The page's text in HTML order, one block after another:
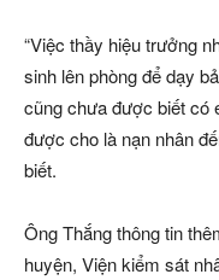
“Việc thầy hiệu trưởng
sinh lên phòng để dạy
cũng chưa được biết có
được cho là nạn nhân
biết.
Ông Thắng thông tin
huyện, Viện kiểm sát